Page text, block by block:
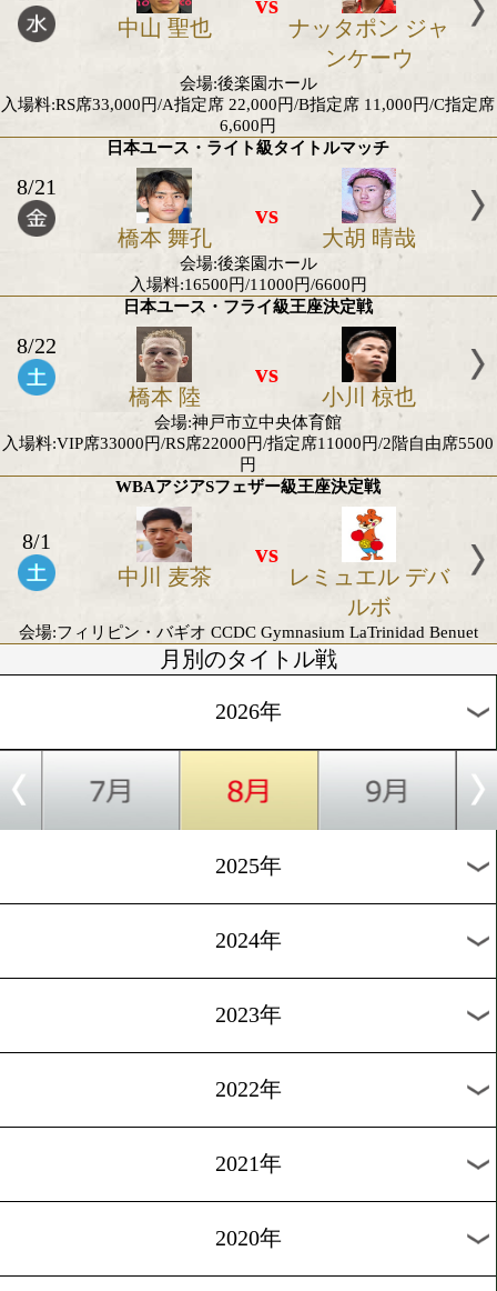
チャン ヘソ 前原 香那
会場:韓国・仁川
日本フライ級最強挑戦者決定戦
8/16
坂井 涼 弘田 一
会場:いちい信金中央アリーナ(愛知・いちのみや中央
館)
22,000円/ 16,500円/11,000円/
WBC世界ユース・ミニマム級王座決定戦
8/16
シャーウィン ダ
vs
宮澤 蓮
会場:いちい信金中央アリーナ(愛知・いちのみや中央
22,000円/ 16,500円/11,000円/
田中空 再起戦
8/19
田中 空
vs
レイモンド
ング
会場:後楽園ホール
6,600円
中山 聖也
vs
ナッタポン
入場料:RS席33,000円/A指定席 22,000円/B指定席
6,600円
日本ユース・ライト級タイトルマッチ
8/21
入場料:16500円/11000円/6600円